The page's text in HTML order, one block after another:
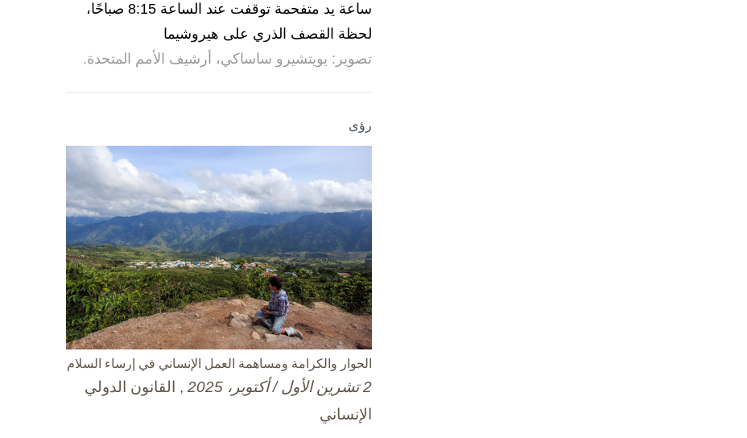
ساعة يد متفحمة توقفت عند الساعة 8:15 صباحًا،
لحظة القصف الذري على هيروشيما
تصوير: يويتشيرو ساساكي، أرشيف الأمم المتحدة.
رؤى
الحوار والكرامة ومساهمة العمل الإنساني في إرساء السلام
2 تشرين الأول / أكتوبر، 2025
, القانون الدولي
الإنساني